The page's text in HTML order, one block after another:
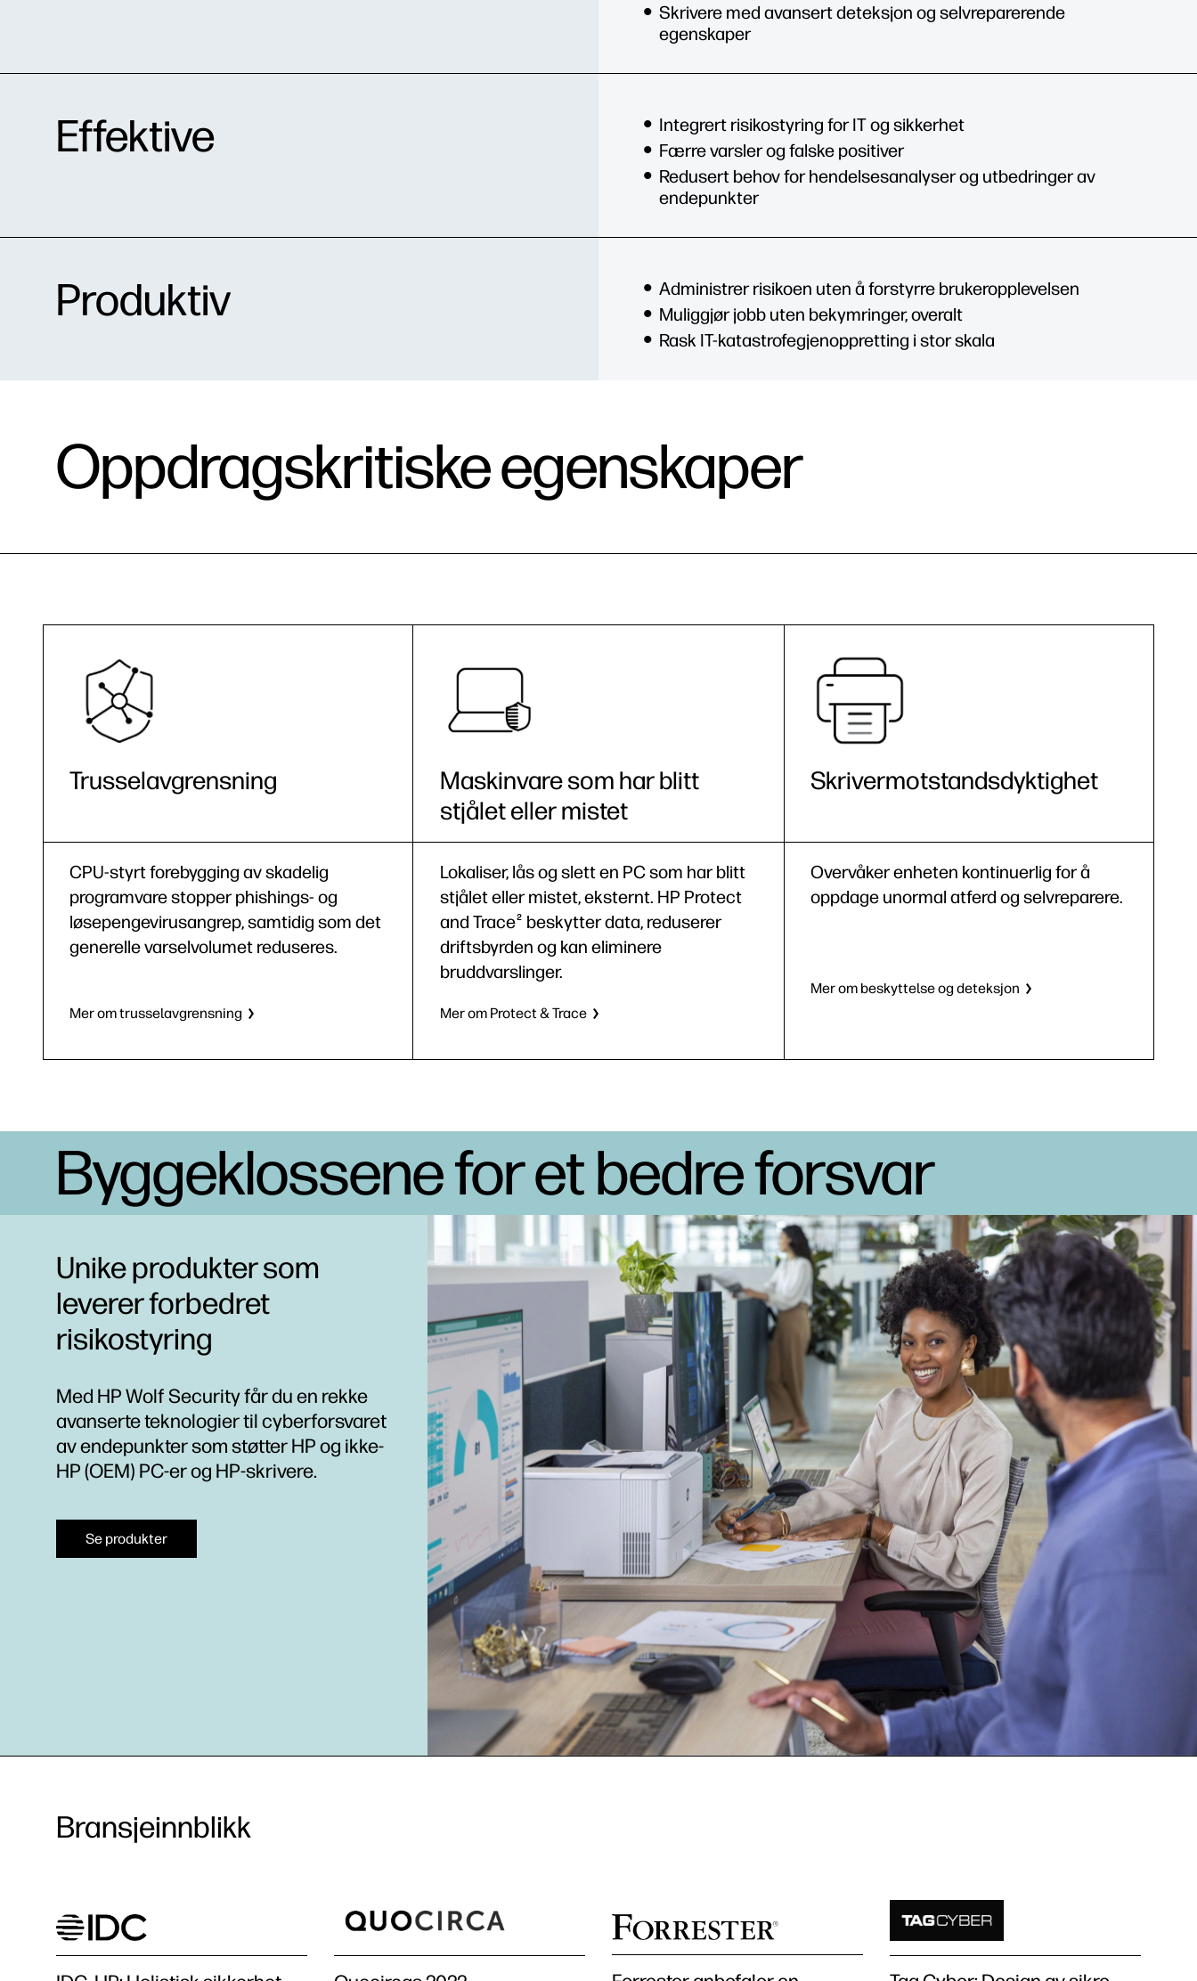
Skrivere med avansert deteksjon og selvreparerende
egenskaper
Effektive
Integrert risikostyring for IT og sikkerhet
Færre varsler og falske positiver
Redusert behov for hendelsesanalyser og utbedringer av
endepunkter
Produktiv
Administrer risikoen uten å forstyrre brukeropplevelsen
Muliggjør jobb uten bekymringer, overalt
Rask IT-katastrofegjenoppretting i stor skala
Oppdragskritiske egenskaper
Trusselavgrensning
CPU-styrt forebygging av skadelig
programvare stopper phishings- og
løsepengevirusangrep, samtidig som det
generelle varselvolumet reduseres.
Mer om trusselavgrensning
Maskinvare som har blitt
stjålet eller mistet
Lokaliser, lås og slett en PC som har blitt
stjålet eller mistet, eksternt. HP Protect
and Trace2 beskytter data, reduserer
driftsbyrden og kan eliminere
bruddvarslinger.
Mer om Protect & Trace
Skrivermotstandsdyktighet
Overvåker enheten kontinuerlig for å
oppdage unormal atferd og selvreparere.
Mer om beskyttelse og deteksjon
Byggeklossene for et bedre forsvar
Unike produkter som
leverer forbedret
risikostyring
Med HP Wolf Security får du en rekke
avanserte teknologier til cyberforsvaret
av endepunkter som støtter HP og ikke-
HP (OEM) PC-er og HP-skrivere.
Se produkter
Bransjeinnblikk